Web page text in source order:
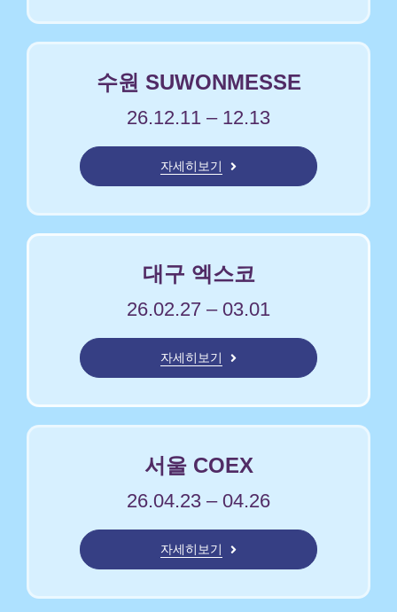
수원 SUWONMESSE
26.12.11 – 12.13
자세히보기
대구 엑스코
26.02.27 – 03.01
자세히보기
서울 COEX
26.04.23 – 04.26
자세히보기